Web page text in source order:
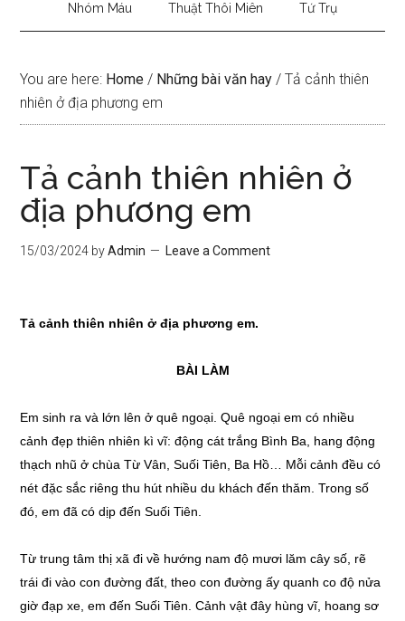
Nhóm Máu Thuật Thôi Miên Tứ Trụ
You are here: Home / Những bài văn hay / Tả cảnh thiên
nhiên ở địa phương em
Tả cảnh thiên nhiên ở
địa phương em
15/03/2024 byAdmin Leave a Comment
Tả cảnh thiên nhiên ở địa phương em.
BÀI LÀM
Em sinh ra và lớn lên ở quê ngoại. Quê ngoại em có nhiều
cảnh đẹp thiên nhiên kì vĩ: động cát trắng Bình Ba, hang động
thạch nhũ ở chùa Từ Vân, Suối Tiên, Ba Hồ… Mỗi cảnh đều có
nét đặc sắc riêng thu hút nhiều du khách đến thăm. Trong số
đó, em đã có dịp đến Suối Tiên.
Từ trung tâm thị xã đi về hướng nam độ mươi lăm cây số, rẽ
trái đi vào con đường đất, theo con đường ấy quanh co độ nửa
giờ đạp xe, em đến Suối Tiên. Cảnh vật đây hùng vĩ, hoang sơ